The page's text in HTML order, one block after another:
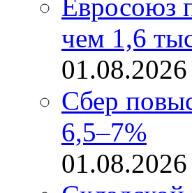
Евросоюз
чем 1,6
Сбер
6,5–7%